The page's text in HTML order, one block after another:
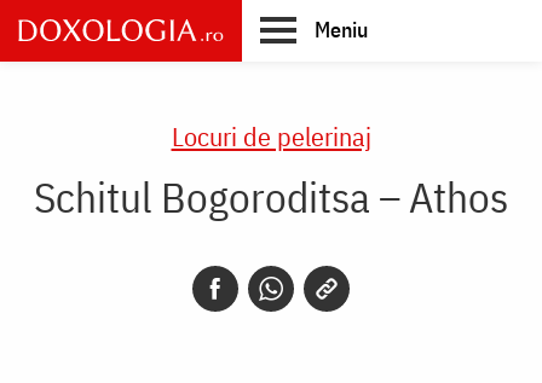
Skip
to
main
Meniu
Locuri de pelerinaj
Schitul Bogoroditsa – Athos